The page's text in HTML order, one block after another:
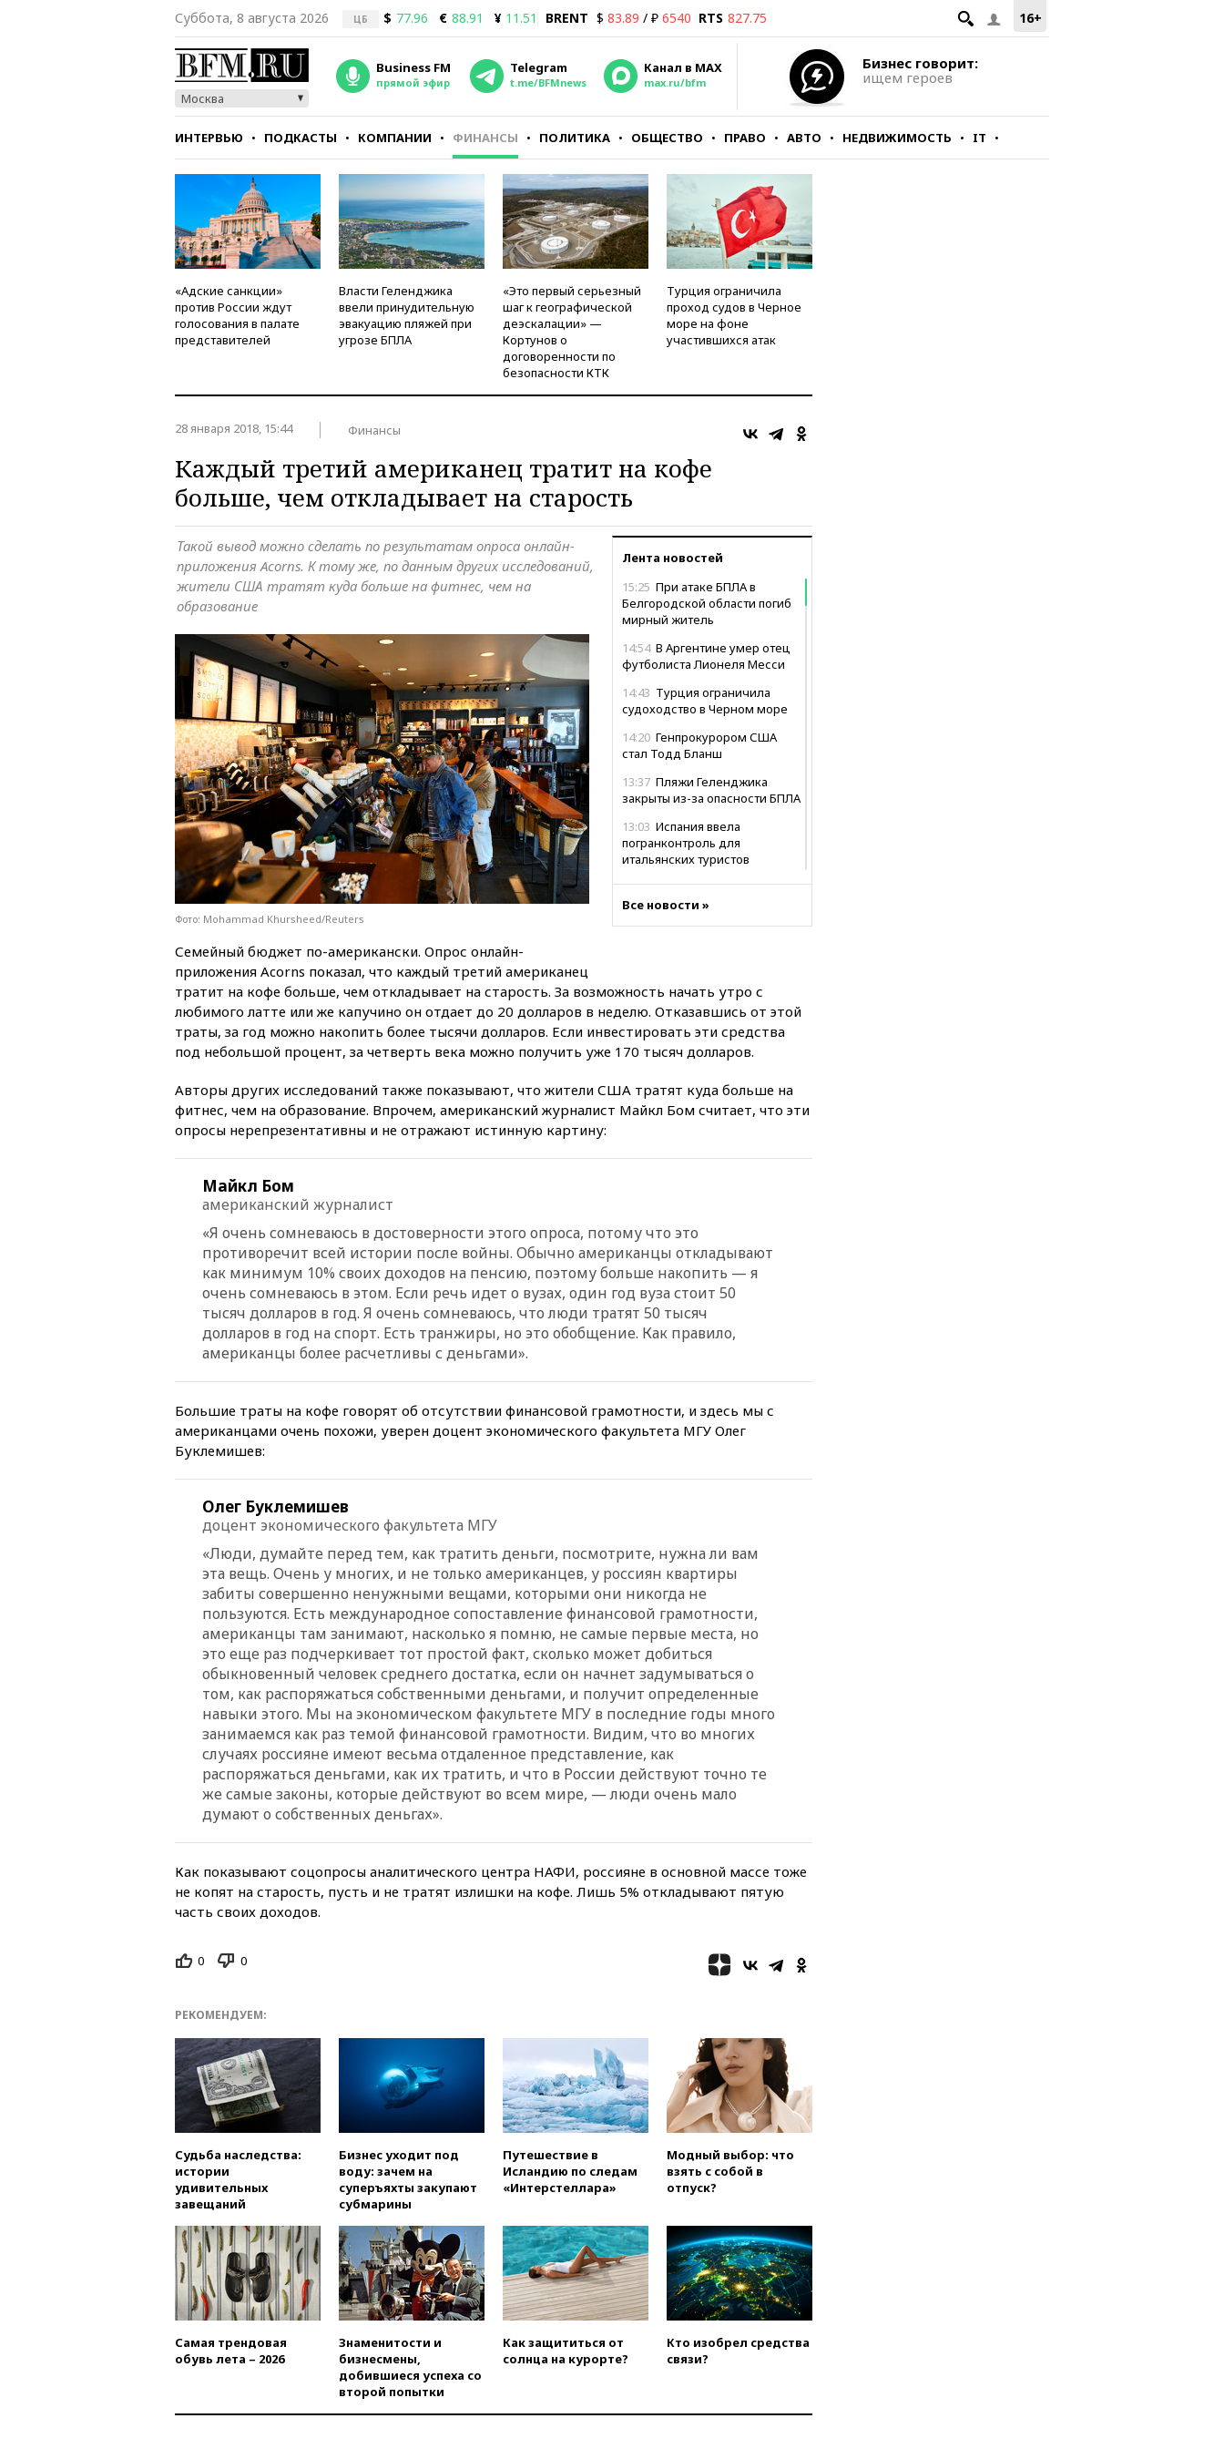
16+
Суббота, 8 августа 2026 ЦБ $ 77.96 € 88.91 ¥ 11.51 BRENT $ 83.89 / ₽ 6540 RTS 827.75
Москва
Business FM
прямой эфир
Telegram
t.me/BFMnews
Канал в MAX
max.ru/bfm
Бизнес говорит:
ищем героев
ИНТЕРВЬЮ ПОДКАСТЫ КОМПАНИИ ФИНАНСЫ ПОЛИТИКА ОБЩЕСТВО ПРАВО АВТО НЕДВИЖИМОСТЬ IT
СТИЛЬ ТЕСТЫ
«Адские санкции»
против России ждут
голосования в палате
представителей
Власти Геленджика
ввели принудительную
эвакуацию пляжей при
угрозе БПЛА
«Это первый серьезный
шаг к географической
деэскалации» —
Кортунов о
договоренности по
безопасности КТК
Турция ограничила
проход судов в Черное
море на фоне
участившихся атак
28 января 2018, 15:44 Финансы
Каждый третий американец тратит на кофе
больше, чем откладывает на старость
Лента новостей
15:25 При атаке БПЛА в
Белгородской области погиб
мирный житель
14:54 В Аргентине умер отец
футболиста Лионеля Месси
14:43 Турция ограничила
судоходство в Черном море
14:20 Генпрокурором США
стал Тодд Бланш
13:37 Пляжи Геленджика
закрыты из-за опасности БПЛА
13:03 Испания ввела
погранконтроль для
итальянских туристов
12:27Возгорание на Ильском
НПЗ, вызванное атакой БПЛА,
11:07 При столкновении
погибли два человека
«Новороссия» восстановлено
09:55Силы ПВО перехватили
08:57Собянин сообщил о
девяти БПЛА, сбитых на
подлете к Москве
08:42Силы ПВО сбили почти
400 БПЛА над российскими
регионами
07:30 Нигерия стала
крупнейшим поставщиком
06:30США и Колумбия
присутствие в Сеуте на фоне
миграционного кризиса
03:30 В Минстрое сравнили
качество жилья в Нью-Йорке и
России
02:30Трамп попросил
отпустить его с круглого стола
в Госдепе, чтобы «вести
войну»
01:35 Мигрант погиб при
попытке попасть из Марокко в
Сеуту на параплане
00:30 FT: ЕС не готов принять в
Лукашенко
объяснил экономическую
выгоду безвизового режима с
ресторана «Армения» в
Москве вернут утраченную
протаранил погранпункт при
попытке попасть в Россию
вчера, 22:28Бессент
анонсировал скорое
соглашение о прекращении
огня США и Ирана
вчера, 22:15Три человека
получили ножевые ранения
при нападении в Чехии
выделить средства на новые
РЛС для Белгородской
области
вчера, 21:56 The Atlantic: Маск
отказал Украине в
атак вглубь РФ
Все новости »
Такой вывод можно сделать по результатам опроса онлайн-
приложения Acorns. К тому же, по данным других исследований,
жители США тратят куда больше на фитнес, чем на
образование
Фото: Mohammad Khursheed/Reuters
Семейный бюджет по-американски. Опрос онлайн-
приложения Acorns показал, что каждый третий американец
тратит на кофе больше, чем откладывает на старость. За возможность начать утро с
любимого латте или же капучино он отдает до 20 долларов в неделю. Отказавшись от этой
траты, за год можно накопить более тысячи долларов. Если инвестировать эти средства
под небольшой процент, за четверть века можно получить уже 170 тысяч долларов.
Авторы других исследований также показывают, что жители США тратят куда больше на
фитнес, чем на образование. Впрочем, американский журналист Майкл Бом считает, что эти
опросы нерепрезентативны и не отражают истинную картину:
Майкл Бом
американский журналист
«Я очень сомневаюсь в достоверности этого опроса, потому что это
противоречит всей истории после войны. Обычно американцы откладывают
как минимум 10% своих доходов на пенсию, поэтому больше накопить — я
очень сомневаюсь в этом. Если речь идет о вузах, один год вуза стоит 50
тысяч долларов в год. Я очень сомневаюсь, что люди тратят 50 тысяч
долларов в год на спорт. Есть транжиры, но это обобщение. Как правило,
американцы более расчетливы с деньгами».
Большие траты на кофе говорят об отсутствии финансовой грамотности, и здесь мы с
американцами очень похожи, уверен доцент экономического факультета МГУ Олег
Буклемишев:
Олег Буклемишев
доцент экономического факультета МГУ
«Люди, думайте перед тем, как тратить деньги, посмотрите, нужна ли вам
эта вещь. Очень у многих, и не только американцев, у россиян квартиры
забиты совершенно ненужными вещами, которыми они никогда не
пользуются. Есть международное сопоставление финансовой грамотности,
американцы там занимают, насколько я помню, не самые первые места, но
это еще раз подчеркивает тот простой факт, сколько может добиться
обыкновенный человек среднего достатка, если он начнет задумываться о
том, как распоряжаться собственными деньгами, и получит определенные
навыки этого. Мы на экономическом факультете МГУ в последние годы много
занимаемся как раз темой финансовой грамотности. Видим, что во многих
случаях россияне имеют весьма отдаленное представление, как
распоряжаться деньгами, как их тратить, и что в России действуют точно те
же самые законы, которые действуют во всем мире, — люди очень мало
думают о собственных деньгах».
Как показывают соцопросы аналитического центра НАФИ, россияне в основной массе тоже
не копят на старость, пусть и не тратят излишки на кофе. Лишь 5% откладывают пятую
часть своих доходов.
0 0
РЕКОМЕНДУЕМ:
Судьба наследства:
истории
удивительных
завещаний
Бизнес уходит под
воду: зачем на
суперъяхты закупают
субмарины
Путешествие в
Исландию по следам
«Интерстеллара»
Модный выбор: что
взять с собой в
отпуск?
Самая трендовая
обувь лета – 2026
Знаменитости и
бизнесмены,
добившиеся успеха со
второй попытки
Как защититься от
солнца на курорте?
Кто изобрел средства
связи?